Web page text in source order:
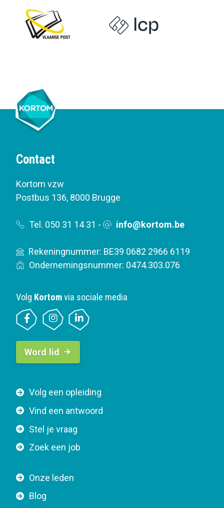
Contact
Kortom vzw
Postbus 136, 8000 Brugge
Tel. 050 31 14 31 - info@kortom.be
Rekeningnummer: BE39 0682 2966 6119
Ondernemingsnummer: 0474.303.076
F
o
t
e
a
v
Volg een opleiding
Vind een antwoord
Stel je vraag
Zoek een job
Onze leden
Blog
Volg Kortomvia sociale media
B
t
o
n
a
v
g
t
Word lid